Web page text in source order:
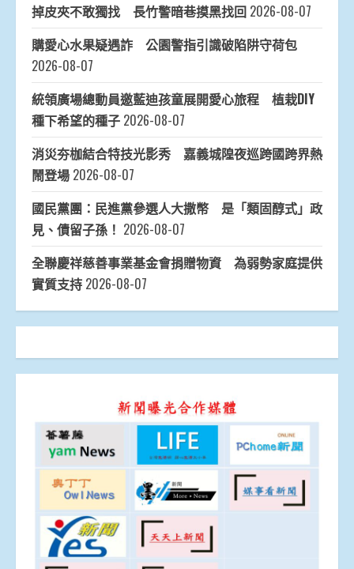
掉皮夾不敢獨找 長竹警暗巷摸黑找回 2026-08-07
購愛心水果疑遇詐 公園警指引識破陷阱守荷包
2026-08-07
統領廣場總動員邀藍迪孩童展開愛心旅程 植栽DIY
種下希望的種子 2026-08-07
消災夯枷結合特技光影秀 嘉義城隍夜巡跨國跨界熱
鬧登場 2026-08-07
國民黨團：民進黨參選人大撒幣 是「類固醇式」政
見、債留子孫！ 2026-08-07
全聯慶祥慈善事業基金會捐贈物資 為弱勢家庭提供
實質支持 2026-08-07